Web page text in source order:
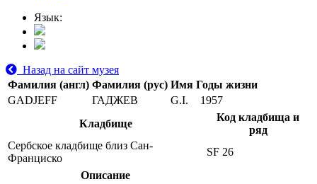
Язык:
Назад на сайт музея
Фамилия (англ) Фамилия (рус) Имя Годы жизни
GADJEFF
ГАДЖЕВ G.I.
1957
Кладбище
Код кладбища и
ряд
Сербское кладбище близ Сан-
Франциско
SF 26
Описание